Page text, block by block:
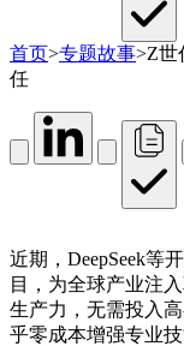
首页>专题故事>Z世
任
近期，DeepSeek等
目，为全球产业注
生产力，无需投入
乎零成本增强专业